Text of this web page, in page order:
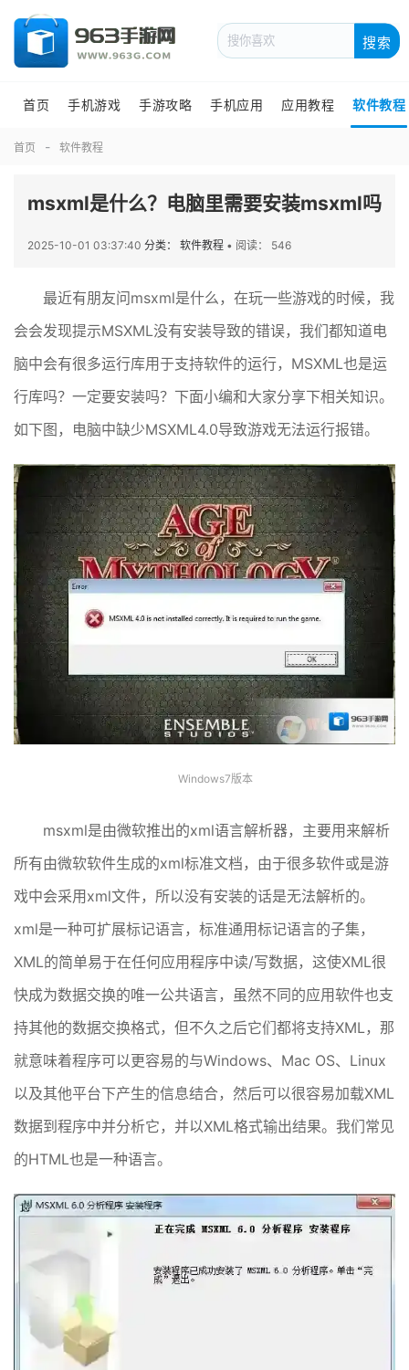
搜索
首页 手机游戏 手游攻略 手机应用 应用教程 软件教程
首页 软件教程
msxml是什么？电脑里需要安装msxml吗
2025-10-01 03:37:40 分类： 软件教程 • 阅读： 546
最近有朋友问msxml是什么，在玩一些游戏的时候，我
会会发现提示MSXML没有安装导致的错误，我们都知道电
脑中会有很多运行库用于支持软件的运行，MSXML也是运
行库吗？一定要安装吗？下面小编和大家分享下相关知识。
如下图，电脑中缺少MSXML4.0导致游戏无法运行报错。
Windows7版本
msxml是由微软推出的xml语言解析器，主要用来解析
所有由微软软件生成的xml标准文档，由于很多软件或是游
戏中会采用xml文件，所以没有安装的话是无法解析的。
xml是一种可扩展标记语言，标准通用标记语言的子集，
XML的简单易于在任何应用程序中读/写数据，这使XML很
快成为数据交换的唯一公共语言，虽然不同的应用软件也支
持其他的数据交换格式，但不久之后它们都将支持XML，那
就意味着程序可以更容易的与Windows、Mac OS、Linux
以及其他平台下产生的信息结合，然后可以很容易加载XML
数据到程序中并分析它，并以XML格式输出结果。我们常见
的HTML也是一种语言。